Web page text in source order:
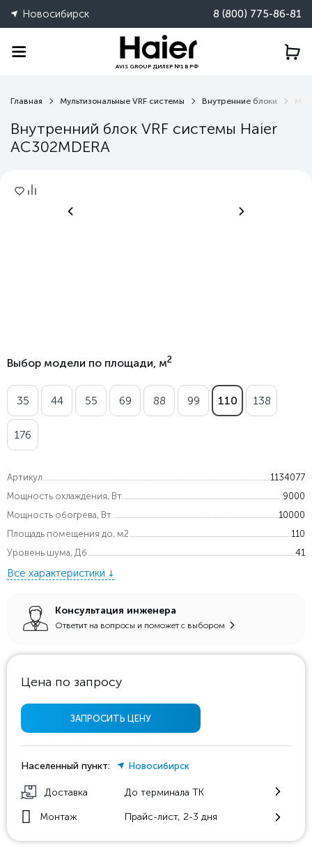
Новосибирск 8 (800) 775-86-81
AVIS GROUP ДИЛЕР №1 В РФ
Главная Мультизональные VRF системы Внутренние блоки
Внутренний блок VRF системы Haier
AC302MDERA
Выбор модели по площади, м2
35 44 55 69 88 99 110 138
176
Артикул
1134077
Мощность охлаждения, Вт.
9000
Мощность обогрева, Вт
10000
Площадь помещения до, м2
110
Уровень шума, Дб
41
Все характеристики
Консультация инженера
Ответит на вопросы и поможет с выбором
Цена по запросу
ЗАПРОСИТЬ ЦЕНУ
Населенный пункт: Новосибирск
Доставка До терминала ТК
Монтаж Прайс-лист, 2-3 дня